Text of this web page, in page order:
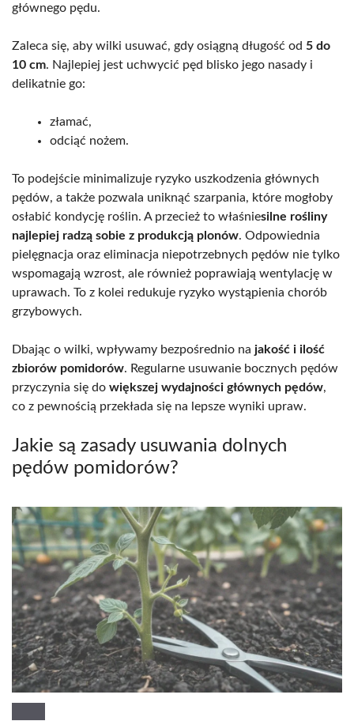
głównego pędu.
Zaleca się, aby wilki usuwać, gdy osiągną długość od 5 do
10 cm. Najlepiej jest uchwycić pęd blisko jego nasady i
delikatnie go:
złamać,
odciąć nożem.
To podejście minimalizuje ryzyko uszkodzenia głównych
pędów, a także pozwala uniknąć szarpania, które mogłoby
osłabić kondycję roślin. A przecież to właśniesilne rośliny
najlepiej radzą sobie z produkcją plonów. Odpowiednia
pielęgnacja oraz eliminacja niepotrzebnych pędów nie tylko
wspomagają wzrost, ale również poprawiają wentylację w
uprawach. To z kolei redukuje ryzyko wystąpienia chorób
grzybowych.
Dbając o wilki, wpływamy bezpośrednio na jakość i ilość
zbiorów pomidorów. Regularne usuwanie bocznych pędów
przyczynia się do większej wydajności głównych pędów,
co z pewnością przekłada się na lepsze wyniki upraw.
Jakie są zasady usuwania dolnych
pędów pomidorów?